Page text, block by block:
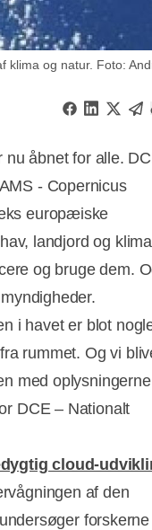
og natur. Foto:
nu åbnet for alle.
- Copernicus
europæiske
landjord og
og bruge dem.
i havet er blot
rummet. Og vi
med oplysningerne
DCE – Nationalt
cloud-
af den
forskerne